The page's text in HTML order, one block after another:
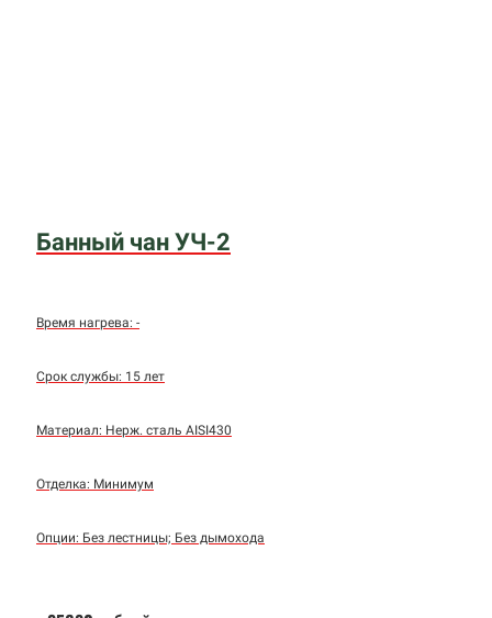
Банный чан УЧ-2
Время нагрева: -
Срок службы: 15 лет
Материал: Нерж. сталь AISI430
Отделка: Минимум
Опции: Без лестницы; Без дымохода